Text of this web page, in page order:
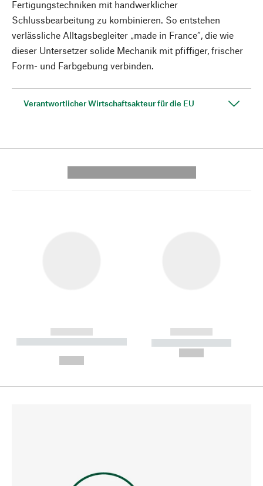
Fertigungstechniken mit handwerklicher
Schlussbearbeitung zu kombinieren. So entstehen
verlässliche Alltagsbegleiter „made in France“, die wie
dieser Untersetzer solide Mechanik mit pfiffiger, frischer
Form- und Farbgebung verbinden.
Verantwortlicher Wirtschaftsakteur für die EU
------------
----------- ----------- --------
------------
----------- -----------